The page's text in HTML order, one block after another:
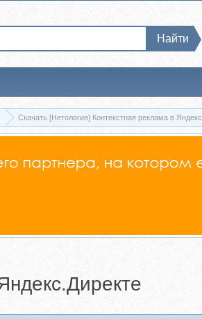
Найти
Скачать [Нетология] Контекстная реклама в